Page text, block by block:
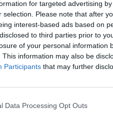
for targeted advertising
selection. Please note that after
interest-based ads based on
to third parties prior to
of your personal information
This information may also be
Participants that may further
Data Processing Opt Outs
και είναι από την
ΚΟΚ ακριβώς στη μέση
καρότσι.
προφανώς τέτοιες